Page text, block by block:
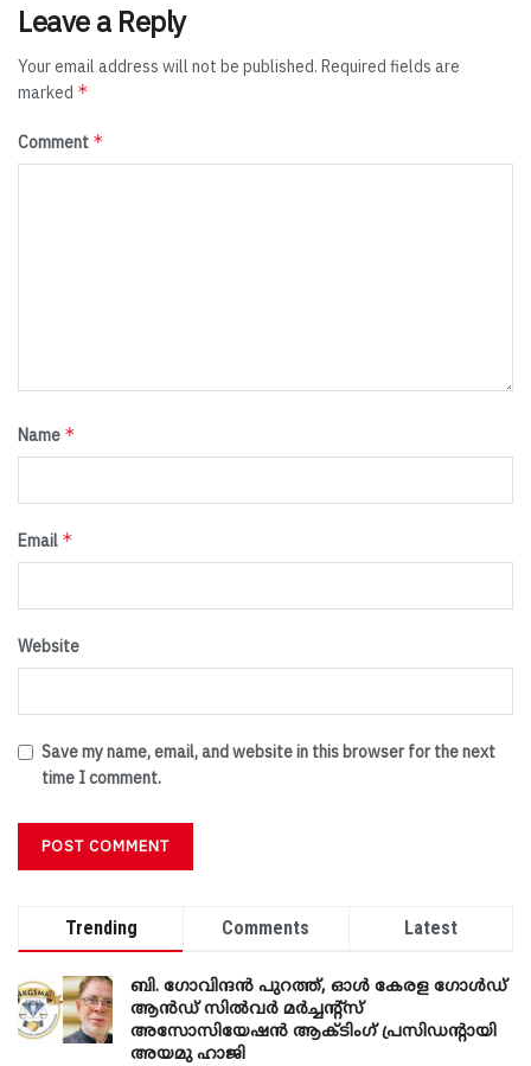
Leave a Reply
Your email address will not be published. Required fields are
marked *
Comment *
Name *
Email *
Website
Save my name, email, and website in this browser for the next
time I comment.
Trending Comments Latest
ബി. ​ഗോവിന്ദൻ പുറത്ത്, ഓൾ കേരള ഗോൾഡ്
ആൻഡ് സിൽവർ മർച്ചന്റ്സ്
അസോസിയേഷൻ ആക്ടിംഗ് പ്രസിഡന്റായി
അയമു ഹാജി